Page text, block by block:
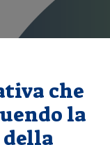
che
la